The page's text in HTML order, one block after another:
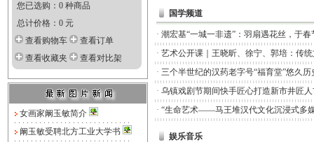
您已选购：0 种商品
总计价格：0 元
查看购物车
查看订单
查看收藏夹
查看对比架
女画家阚玉敏简介
阚玉敏受聘北方工业大学书
国学频道
· 潮宏基“一城一非遗”：羽扇遇花丝，于
· 艺术公开课｜王晓昕、徐宁、郭培：传
· 三个半世纪的汉药老字号“福育堂”悠久历
· 乌镇戏剧节期间快手匠心打造新市井匠
· “生命艺术——马王堆汉代文化沉浸式多
娱乐音乐